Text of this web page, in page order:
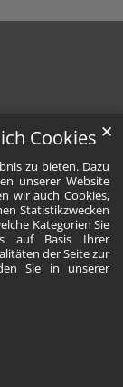
Cookies
zu bieten. Dazu
unserer Website
wir auch Cookies,
Statistikzwecken
Kategorien Sie
auf Basis Ihrer
der Seite zur
Sie in unserer
✕